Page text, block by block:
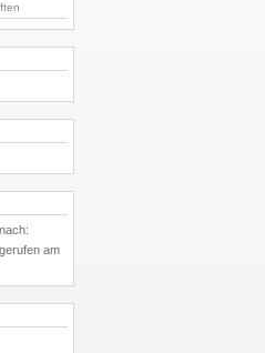
am